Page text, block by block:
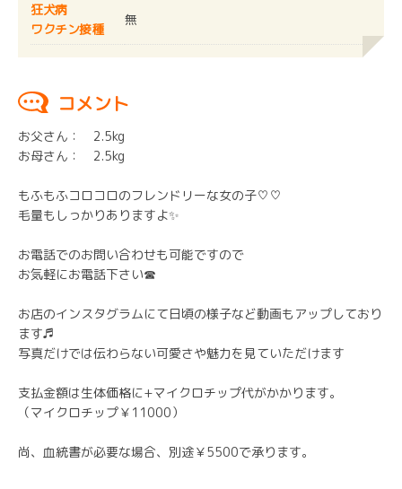
狂犬病
ワクチン接種
無
コメント
お父さん： 2.5kg
お母さん： 2.5kg
もふもふコロコロのフレンドリーな女の子♡♡
毛量もしっかりありますよ✨
お電話でのお問い合わせも可能ですので
お気軽にお電話下さい☎
お店のインスタグラムにて日頃の様子など動画もアップしており
ます♬
写真だけでは伝わらない可愛さや魅力を見ていただけます
支払金額は生体価格に+マイクロチップ代がかかります。
（マイクロチップ￥11000）
尚、血統書が必要な場合、別途￥5500で承ります。